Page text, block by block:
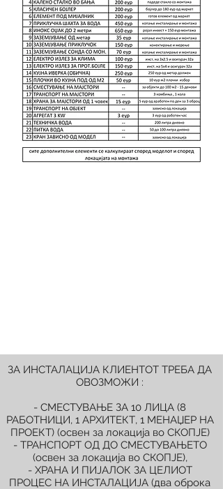
ЗА ИНСТАЛАЦИЈА КЛИЕНТОТ ТРЕБА ДА
ОВОЗМОЖИ :
- СМЕСТУВАЊЕ ЗА 10 ЛИЦА (8
РАБОТНИЦИ, 1 АРХИТЕКТ, 1 МЕНАЏЕР НА
ПРОЕКТ) (освен за локација во СКОПЈЕ)
- ТРАНСПОРТ ОД ДО СМЕСТУВАЊЕТО
(освен за локација во СКОПЈЕ),
- ХРАНА И ПИЈАЛОК ЗА ЦЕЛИОТ
ПРОЦЕС НА ИНСТАЛАЦИЈА (два оброка